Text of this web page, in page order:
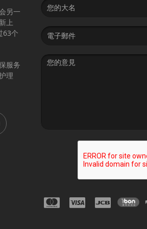
另一
上
63个
服务
理
Name
Email
address
Message